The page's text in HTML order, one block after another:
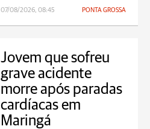
07/08/2026, 08:45 PONTA GROSSA
Jovem que sofreu
grave acidente
morre após paradas
cardíacas em
Maringá